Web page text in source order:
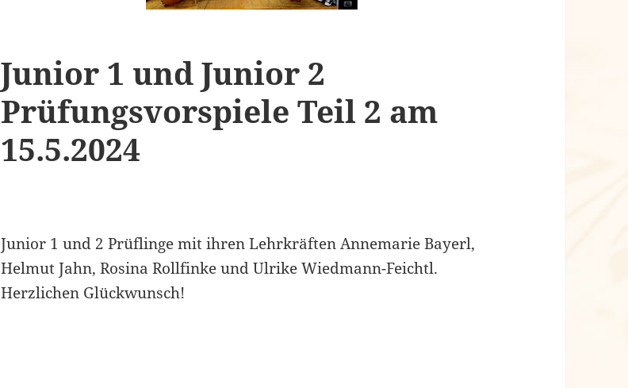
Junior 1 und Junior 2
Prüfungsvorspiele Teil 2 am
15.5.2024
Junior 1 und 2 Prüflinge mit ihren Lehrkräften Annemarie Bayerl,
Helmut Jahn, Rosina Rollfinke und Ulrike Wiedmann-Feichtl.
Herzlichen Glückwunsch!